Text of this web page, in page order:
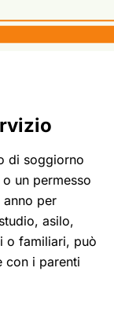
di soggiorno
un permesso
per
asilo,
o familiari, può
con i parenti